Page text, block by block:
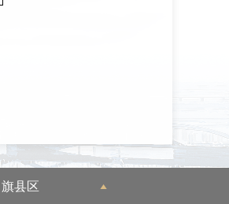
旗县区